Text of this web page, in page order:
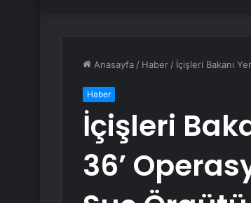
Anasayfa / Haber / İçişleri Bakanı
Haber
İçişleri
36’